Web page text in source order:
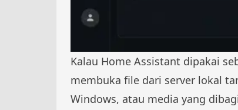
Kalau Home Assistant dipakai
membuka file dari server lokal
Windows, atau media yang